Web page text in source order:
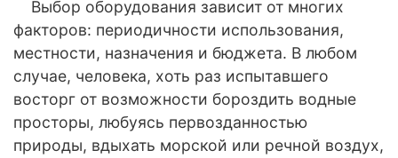
Выбор оборудования зависит от многих
факторов: периодичности использования,
местности, назначения и бюджета. В любом
случае, человека, хоть раз испытавшего
восторг от возможности бороздить водные
просторы, любуясь первозданностью
природы, вдыхать морской или речной воздух,